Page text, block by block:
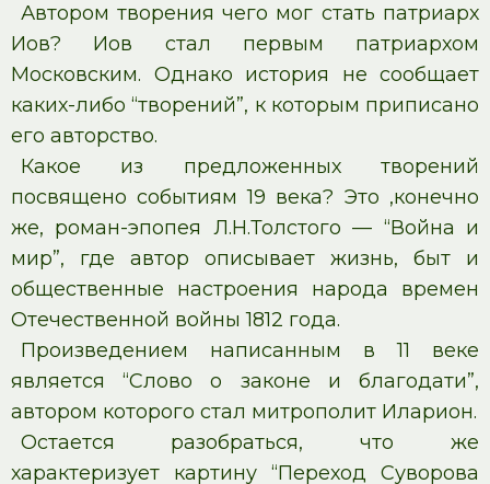
Автором творения чего мог стать патриарх
Иов? Иов стал первым патриархом
Московским. Однако история не сообщает
каких-либо “творений”, к которым приписано
его авторство.
Какое из предложенных творений
посвящено событиям 19 века? Это ,конечно
же, роман-эпопея Л.Н.Толстого — “Война и
мир”, где автор описывает жизнь, быт и
общественные настроения народа времен
Отечественной войны 1812 года.
Произведением написанным в 11 веке
является “Слово о законе и благодати”,
автором которого стал митрополит Иларион.
Остается разобраться, что же
характеризует картину “Переход Суворова